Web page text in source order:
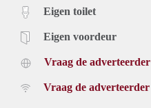
Eigen toilet
Eigen voordeur
Vraag de adverteerder
Vraag de adverteerder